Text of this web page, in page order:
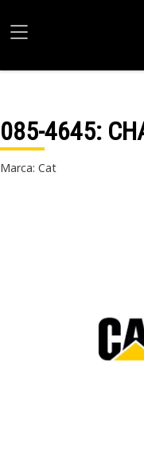
085-4645:
Marca: Cat